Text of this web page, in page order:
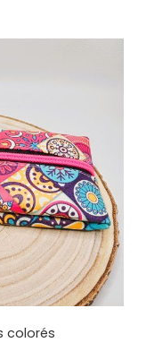
colorés